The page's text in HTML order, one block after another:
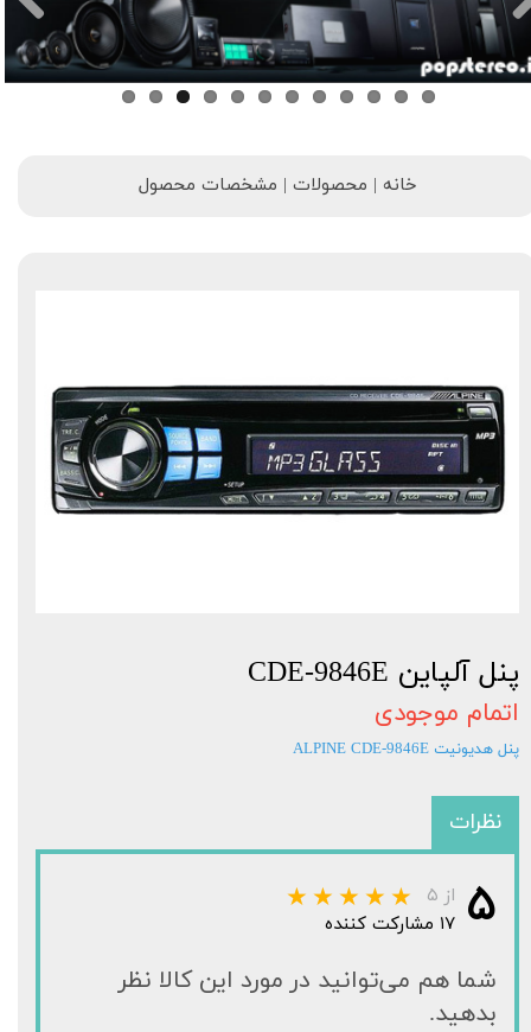
خانه | محصولات | مشخصات محصول
پنل آلپاین CDE-9846E
اتمام موجودی
پنل هدیونیت ALPINE CDE-9846E
نظرات
۵ از ۵
۱۷ مشارکت کننده
شما هم می‌توانید در مورد این کالا نظر
بدهید.